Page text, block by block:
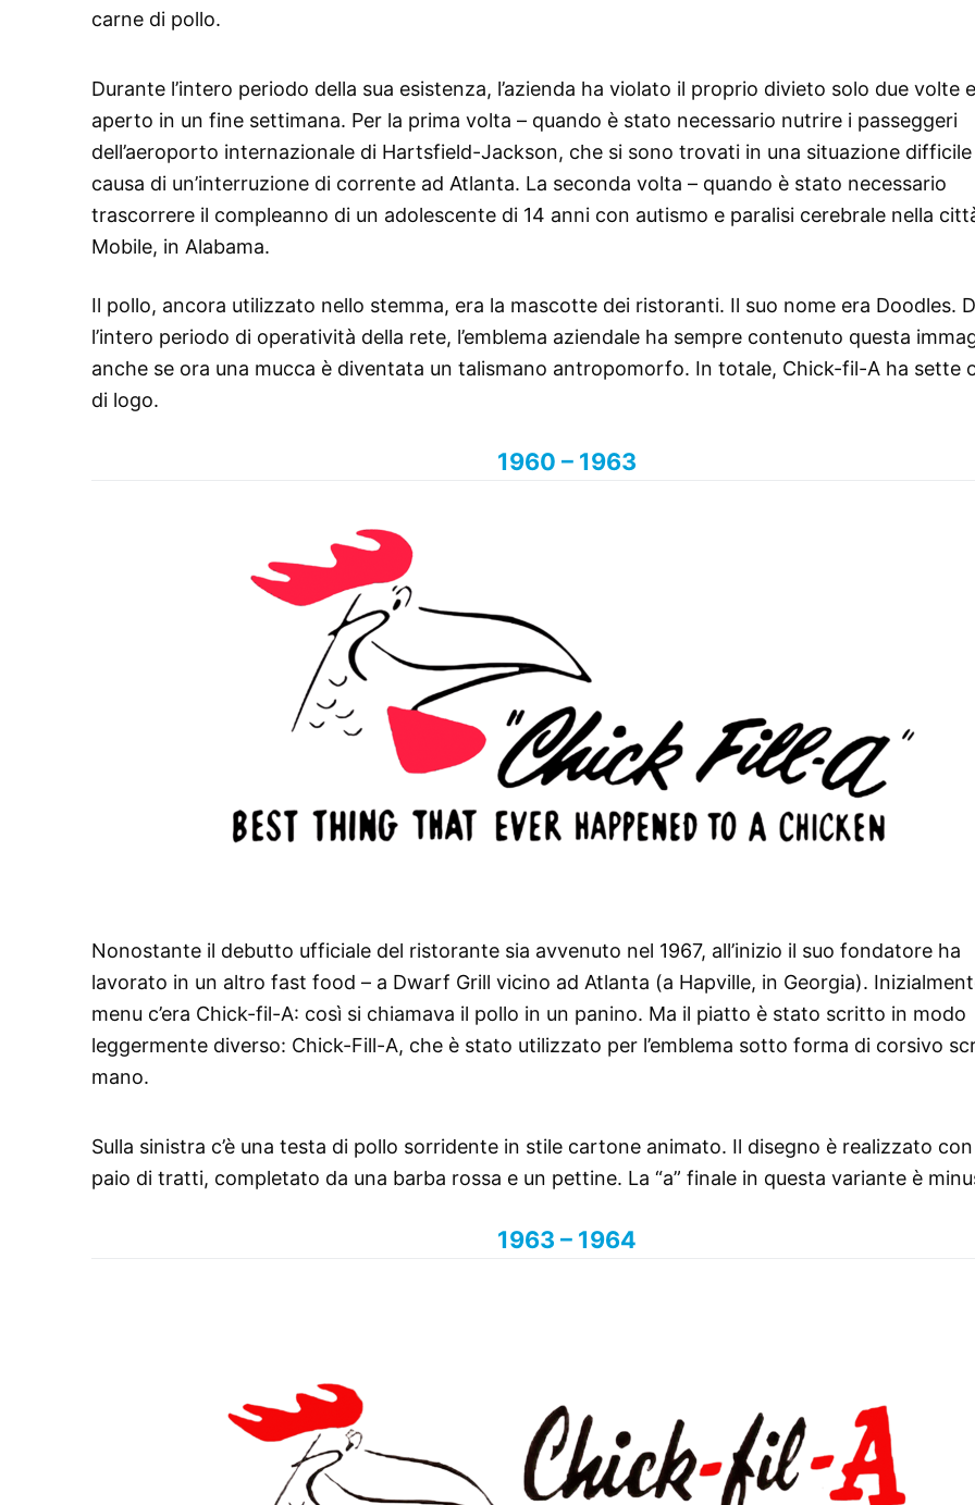
carne di pollo.
Durante l’intero periodo della sua esistenza, l’azienda ha violato il proprio divieto solo due volte
aperto in un fine settimana. Per la prima volta – quando è stato necessario nutrire i passeggeri
dell’aeroporto internazionale di Hartsfield-Jackson, che si sono trovati in una situazione difficile
causa di un’interruzione di corrente ad Atlanta. La seconda volta – quando è stato necessario
trascorrere il compleanno di un adolescente di 14 anni con autismo e paralisi cerebrale nella
Mobile, in Alabama.
Il pollo, ancora utilizzato nello stemma, era la mascotte dei ristoranti. Il suo nome era Doodles.
l’intero periodo di operatività della rete, l’emblema aziendale ha sempre contenuto questa
anche se ora una mucca è diventata un talismano antropomorfo. In totale, Chick-fil-A ha sette
di logo.
1960 – 1963
Nonostante il debutto ufficiale del ristorante sia avvenuto nel 1967, all’inizio il suo fondatore ha
lavorato in un altro fast food – a Dwarf Grill vicino ad Atlanta (a Hapville, in Georgia).
menu c’era Chick-fil-A: così si chiamava il pollo in un panino. Ma il piatto è stato scritto in modo
leggermente diverso: Chick-Fill-A, che è stato utilizzato per l’emblema sotto forma di corsivo
mano.
Sulla sinistra c’è una testa di pollo sorridente in stile cartone animato. Il disegno è realizzato
paio di tratti, completato da una barba rossa e un pettine. La “a” finale in questa variante è
1963 – 1964